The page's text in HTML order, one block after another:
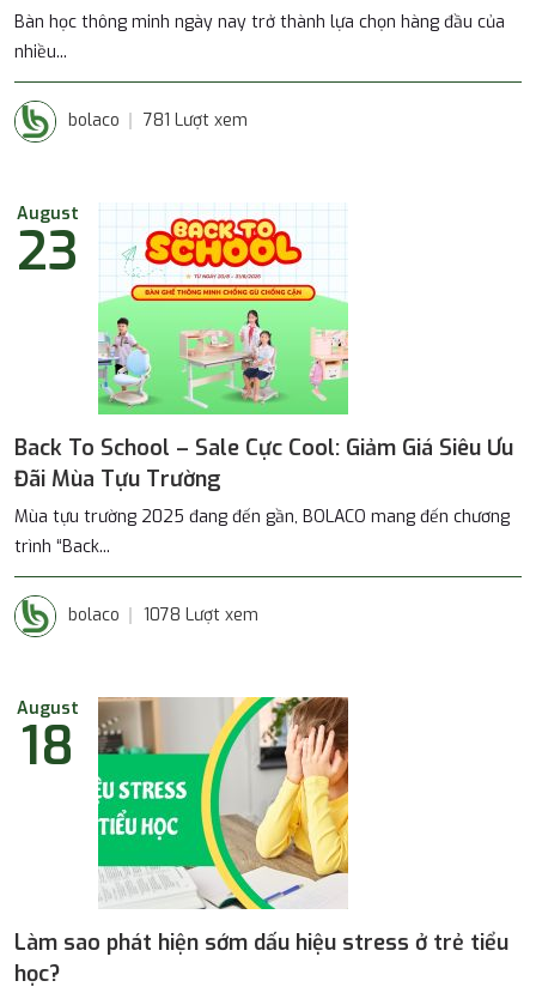
Bàn học thông minh ngày nay trở thành lựa chọn hàng đầu của
nhiều...
bolaco 781 Lượt xem
August
23
Back To School – Sale Cực Cool: Giảm Giá Siêu Ưu
Đãi Mùa Tựu Trường
Mùa tựu trường 2025 đang đến gần, BOLACO mang đến chương
trình “Back...
bolaco 1078 Lượt xem
August
18
Làm sao phát hiện sớm dấu hiệu stress ở trẻ tiểu
học?